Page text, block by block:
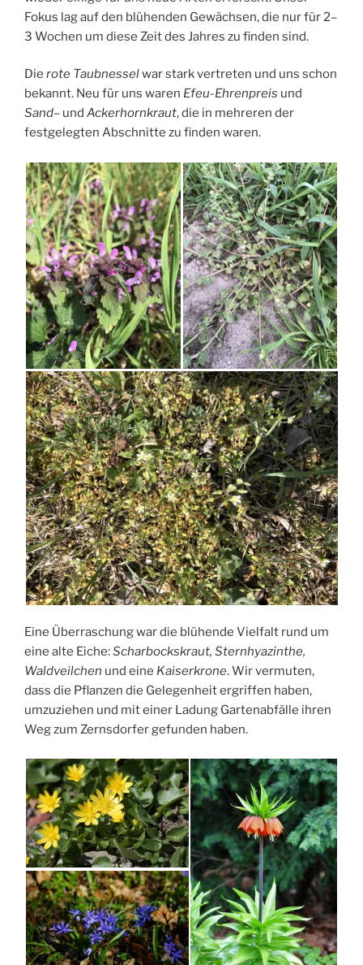
Fokus lag auf den blühenden Gewächsen, die nur für 2–
3 Wochen um diese Zeit des Jahres zu finden sind.
Die rote Taubnesselwar stark vertreten und uns schon
bekannt. Neu für uns waren Efeu-Ehrenpreis und
Sand– und Ackerhornkraut, die in mehreren der
festgelegten Abschnitte zu finden waren.
Eine Überraschung war die blühende Vielfalt rund um
eine alte Eiche:Scharbockskraut, Sternhyazinthe,
Waldveilchen und eine Kaiserkrone. Wir vermuten,
dass die Pflanzen die Gelegenheit ergriffen haben,
umzuziehen und mit einer Ladung Gartenabfälle ihren
Weg zum Zernsdorfer gefunden haben.